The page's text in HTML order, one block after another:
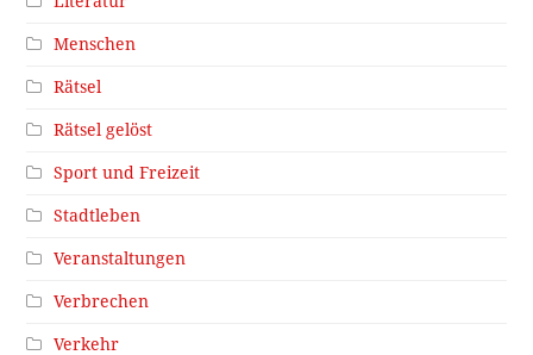
Menschen
Rätsel
Rätsel gelöst
Sport und Freizeit
Stadtleben
Veranstaltungen
Verbrechen
Verkehr